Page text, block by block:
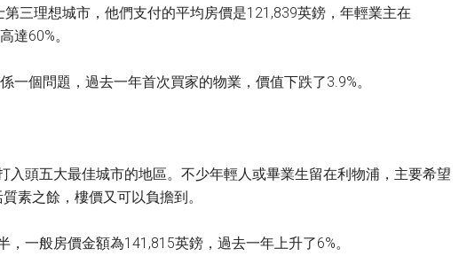
第三理想城市，他們支付的平均房價是121,839英鎊，年輕業主在
達60%。
一個問題，過去一年首次買家的物業，價值下跌了3.9%。
入頭五大最佳城市的地區。不少年輕人或畢業生留在利物浦，主要希望
素之餘，樓價又可以負擔到。
一般房價金額為141,815英鎊，過去一年上升了6%。